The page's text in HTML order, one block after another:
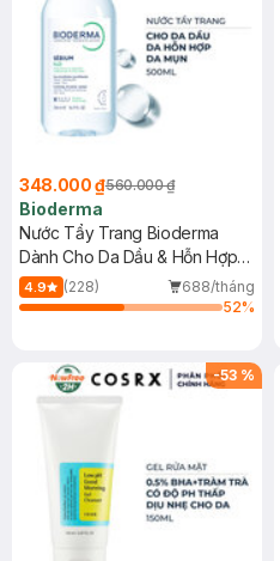
348.000 ₫560.000 ₫
Bioderma
Nước Tẩy Trang Bioderma
Dành Cho Da Dầu & Hỗn Hợp
500ml
4.9 (228)
688/tháng
52%
-53 %